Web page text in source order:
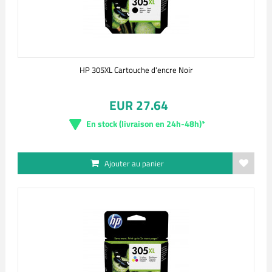
HP 305XL Cartouche d'encre Noir
EUR 27.64
En stock (livraison en 24h-48h)*
Ajouter au panier